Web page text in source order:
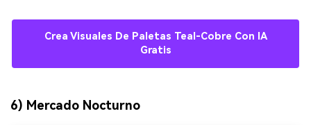
Crea Visuales De Paletas Teal-Cobre Con IA
Gratis
6) Mercado Nocturno